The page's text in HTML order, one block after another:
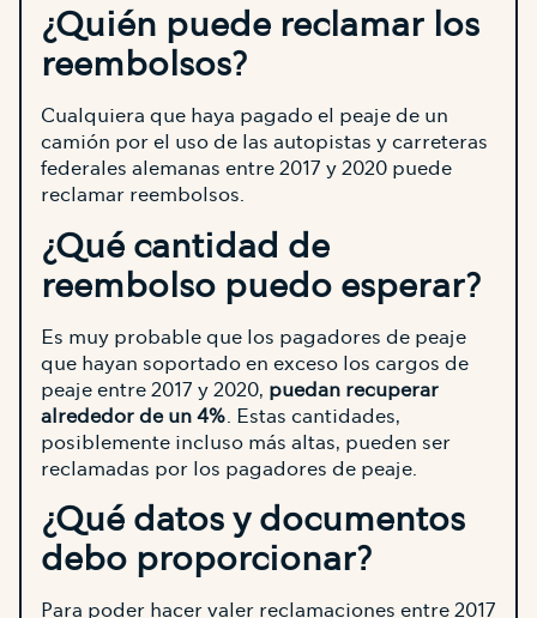
¿Quién puede reclamar los
reembolsos?
Cualquiera que haya pagado el peaje de un
camión por el uso de las autopistas y carreteras
federales alemanas entre 2017 y 2020 puede
reclamar reembolsos.
¿Qué cantidad de
reembolso puedo esperar?
Es muy probable que los pagadores de peaje
que hayan soportado en exceso los cargos de
peaje entre 2017 y 2020, puedan recuperar
alrededor de un 4%. Estas cantidades,
posiblemente incluso más altas, pueden ser
reclamadas por los pagadores de peaje.
¿Qué datos y documentos
debo proporcionar?
Para poder hacer valer reclamaciones entre 2017